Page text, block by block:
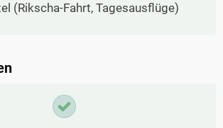
(Rikscha-Fahrt, Tagesausflüge)